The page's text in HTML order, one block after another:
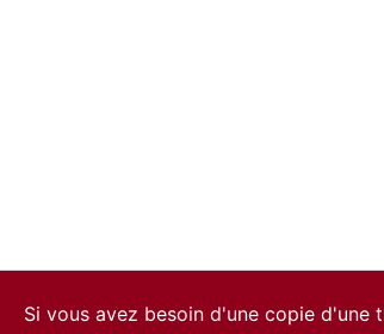
Si vous avez besoin d'une copie d'une